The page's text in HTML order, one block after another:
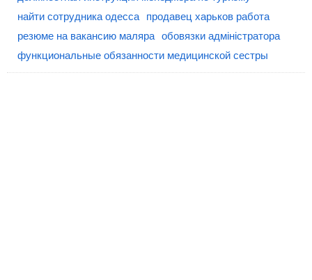
найти сотрудника одесса
продавец харьков работа
резюме на вакансию маляра обовязки адміністратора
функциональные обязанности медицинской сестры